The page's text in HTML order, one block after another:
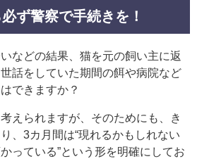
ず警察で手続きを！
などの結果、猫を元の飼い主に返
話をしていた期間の餌や病院など
できますか？
えられますが、そのためにも、き
、3カ月間は“現れるかもしれない
っている”という形を明確にしてお